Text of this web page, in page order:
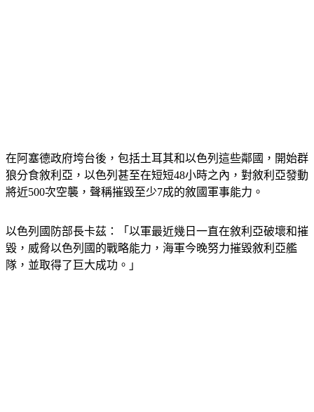
在阿塞德政府垮台後，包括土耳其和以色列這些鄰國，開始群
狼分食敘利亞，以色列甚至在短短48小時之內，對敘利亞發動
將近500次空襲，聲稱摧毀至少7成的敘國軍事能力。
以色列國防部長卡茲：「以軍最近幾日一直在敘利亞破壞和摧
毀，威脅以色列國的戰略能力，海軍今晚努力摧毀敘利亞艦
隊，並取得了巨大成功。」